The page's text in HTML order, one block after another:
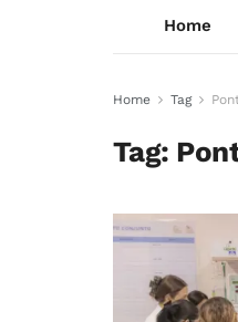
Home
Home Tag
Tag: